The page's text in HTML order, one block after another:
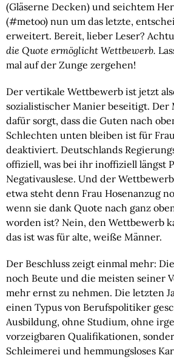
(Gläserne Decken) und seichtem
(#metoo) nun um das letzte,
erweitert. Bereit, lieber Leser?
die Quote ermöglicht Wettbewerb.
mal auf der Zunge zergehen!
Der vertikale Wettbewerb ist jetzt
sozialistischer Manier beseitigt. Der
dafür sorgt, dass die Guten nach
Schlechten unten bleiben ist für
deaktiviert. Deutschlands
offiziell, was bei ihr inoffiziell längst
Negativauslese. Und der
etwa steht denn Frau Hosenanzug
wenn sie dank Quote nach ganz
worden ist? Nein, den Wettbewerb
das ist was für alte, weiße Männer.
Der Beschluss zeigt einmal mehr:
noch Beute und die meisten seiner
mehr ernst zu nehmen. Die letzten
einen Typus von Berufspolitiker
Ausbildung, ohne Studium, ohne
vorzeigbaren Qualifikationen,
Schleimerei und hemmungsloses